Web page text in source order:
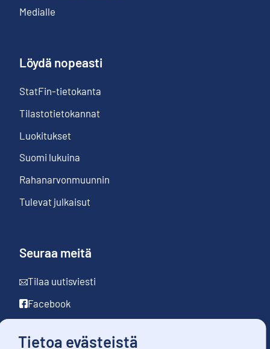
Tietoa evästeistä
Medialle
Löydä nopeasti
StatFin-tietokanta
Tilastotietokannat
Luokitukset
Suomi lukuina
Rahanarvonmuunnin
Tulevat julkaisut
Seuraa meitä
Tilaa uutisviesti
Facebook